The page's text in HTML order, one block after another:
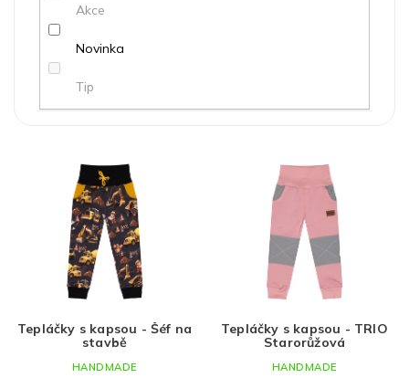
Akce
Novinka
Tip
Modrá
Černá
Růžová
Bílá
kluk
Uni
92
98
104
116
u
Tepláčky s kapsou - Šéf na
stavbě
HANDMADE
Tepláčky s kapsou - TRIO
Starorůžová
HANDMADE